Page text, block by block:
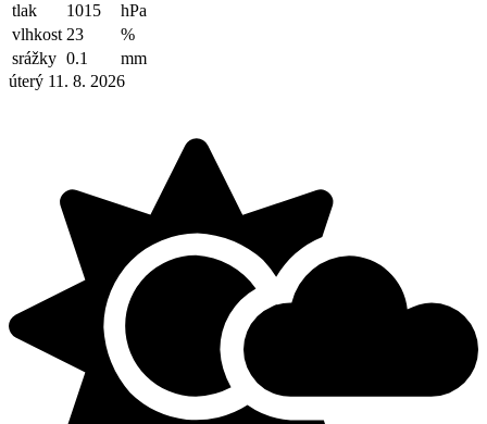
tlak
1015
hPa
vlhkost 23
%
srážky 0.1
mm
úterý 11. 8. 2026